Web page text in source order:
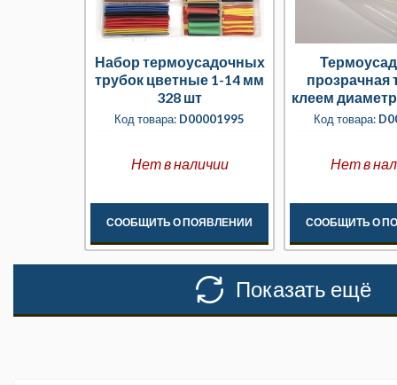
Набор термоусадочных
трубок цветные 1-14 мм
328 шт
Код товара: D00001995
Нет в наличии
СООБЩИТЬ О ПОЯВЛЕНИИ
прозрачная
клеем
Код товара:
Нет в
СООБЩИТЬ О
Показать ещё